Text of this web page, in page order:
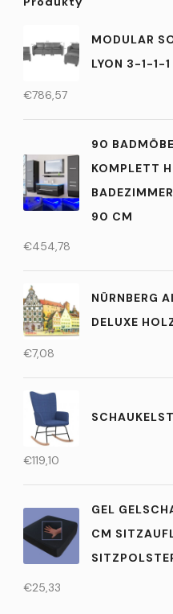
MODULAR
LYON 3-1-1-1
€786,57
90
KOMPLETT
90 CM
€454,78
NÜRNBERG
DELUXE
€7,08
€119,10
GEL
CM
€25,33